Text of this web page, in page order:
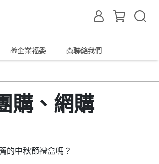
🎁企業福委 📩聯絡我們
購、網購
的中秋節禮盒嗎？